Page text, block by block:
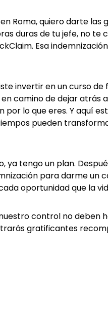
Roma, quiero darte
duras de tu jefe, no te
Esa
invertir en un curso
camino de dejar atrás
lo que eres. Y aquí
pueden
ya tengo un plan.
para darme un
oportunidad que la
control no deben
gratificantes